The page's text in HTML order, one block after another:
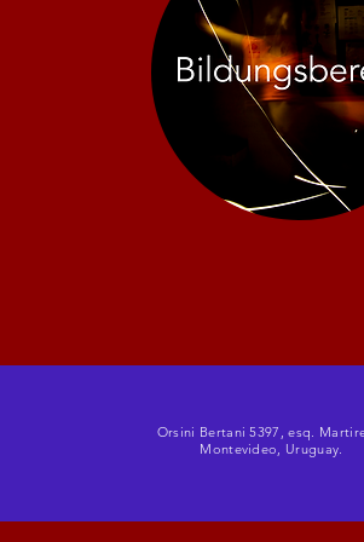
Orsini Bertani 5397, esq.
Montevideo, Uruguay.